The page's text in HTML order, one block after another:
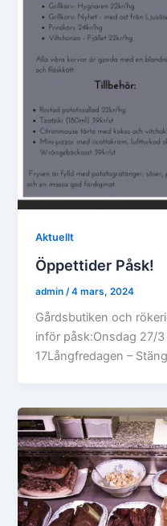
Aktuellt
Öppettider Påsk!
admin /4 mars, 2024
Gårdsbutiken och
inför påsk:Onsdag 27/
17Långfredagen –